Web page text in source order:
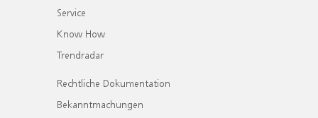
Service
Know How
Trendradar
Rechtliche Dokumentation
Bekanntmachungen